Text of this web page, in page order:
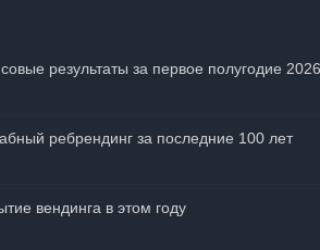
результаты за первое полугодие
ребрендинг за последние 100 лет
вендинга в этом году